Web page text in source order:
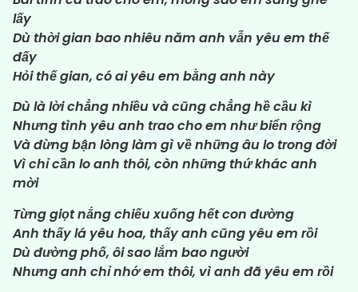
lấy
Dù thời gian bao nhiêu năm anh vẫn yêu em thế
đấy
Hỏi thế gian, có ai yêu em bằng anh này
Dù là lời chẳng nhiều và cũng chẳng hề cầu kì
Nhưng tình yêu anh trao cho em như biển rộng
Và đừng bận lòng làm gì về những âu lo trong đời
Vì chỉ cần lo anh thôi, còn những thứ khác anh
mời
Từng giọt nắng chiếu xuống hết con đường
Anh thấy lá yêu hoa, thấy anh cũng yêu em rồi
Dù đường phố, ôi sao lắm bao người
Nhưng anh chỉ nhớ em thôi, vì anh đã yêu em rồi